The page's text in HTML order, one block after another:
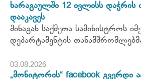
ხარაგაულში 12 ივლისს დაჭრის
დააკავეს
შინაგან საქმეთა სამინისტროს
დეპარტამენტის
03.08.2026
„მონიტორის“ facebook გვერდი